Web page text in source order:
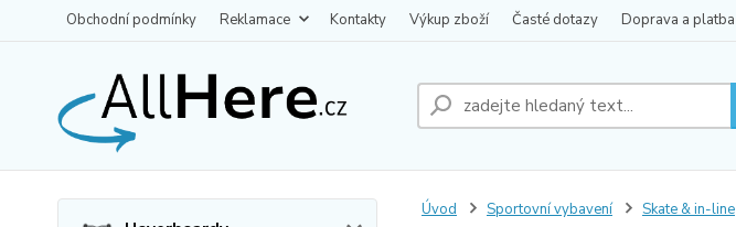
Obchodní podmínky Reklamace Kontakty Výkup zboží Časté dotazy Doprava a platba
Úvod Sportovní vybavení Skate & in-line